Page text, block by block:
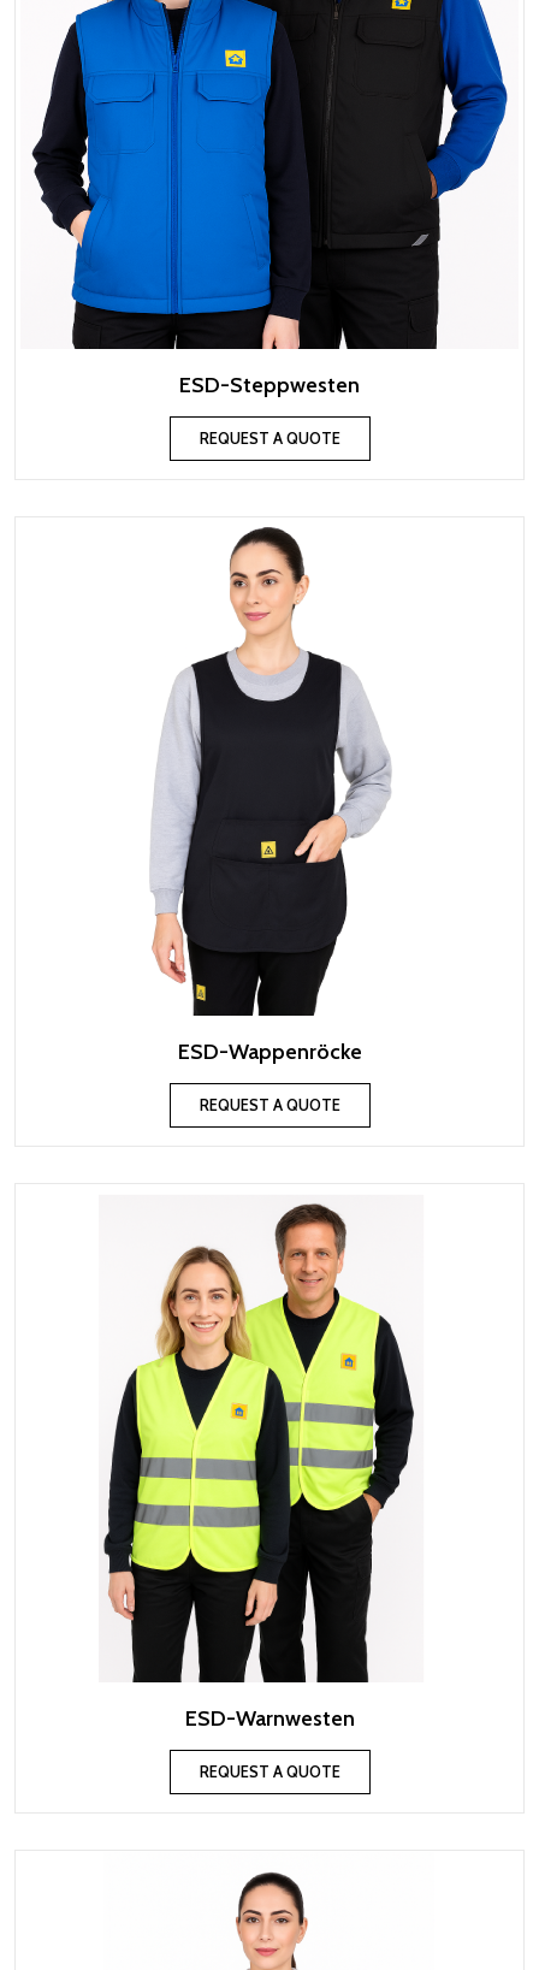
ESD-Steppwesten
REQUEST A QUOTE
ESD-Wappenröcke
REQUEST A QUOTE
ESD-Warnwesten
REQUEST A QUOTE